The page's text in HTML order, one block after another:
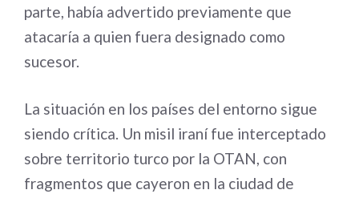
parte, había advertido previamente que
atacaría a quien fuera designado como
sucesor.
La situación en los países del entorno sigue
siendo crítica. Un misil iraní fue interceptado
sobre territorio turco por la OTAN, con
fragmentos que cayeron en la ciudad de